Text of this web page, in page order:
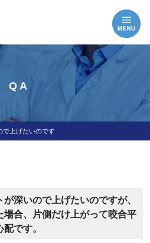
Q A
で上げたいのです
深いので上げたいのですが、
場合、片側だけ上がって咬合平
です。